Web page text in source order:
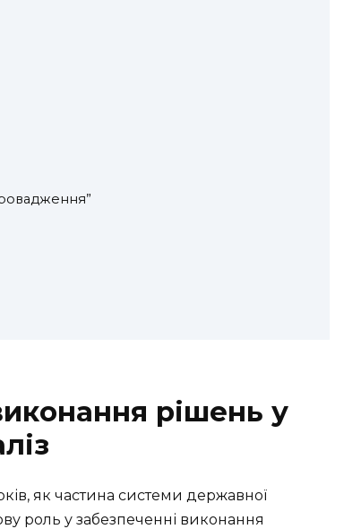
рішень у
як частина системи державної
роль у забезпеченні виконання